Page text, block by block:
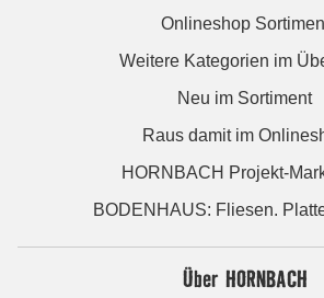
Onlineshop
Weitere Kategorien im
Neu im Sortiment
Raus damit im
HORNBACH Projekt-
BODENHAUS: Fliesen.
Über HORNBACH